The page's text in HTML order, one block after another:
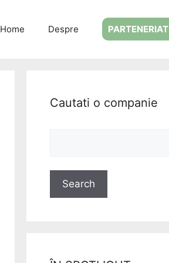
Home Despre PARTENERIAT
Cautati o companie